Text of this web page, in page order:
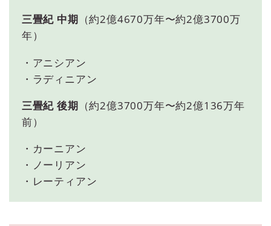
三畳紀 中期 （約2億4670万年〜約2億3700万
年）
・アニシアン
・ラディニアン
三畳紀 後期 （約2億3700万年〜約2億136万年
前）
・カーニアン
・ノーリアン
・レーティアン